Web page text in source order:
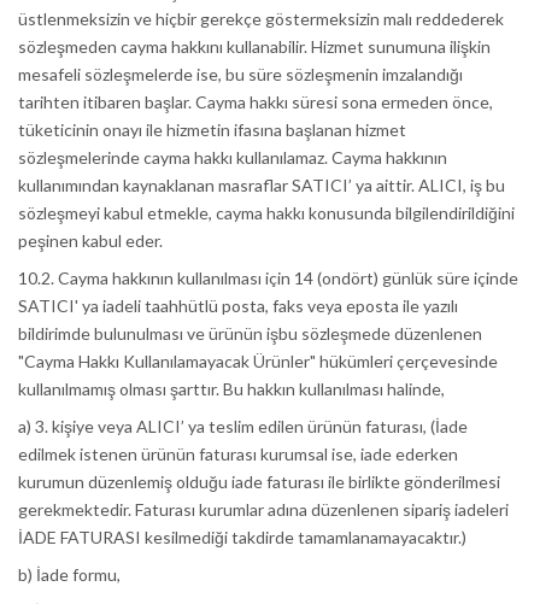
üstlenmeksizin ve hiçbir gerekçe göstermeksizin malı reddederek
sözleşmeden cayma hakkını kullanabilir. Hizmet sunumuna ilişkin
mesafeli sözleşmelerde ise, bu süre sözleşmenin imzalandığı
tarihten itibaren başlar. Cayma hakkı süresi sona ermeden önce,
tüketicinin onayı ile hizmetin ifasına başlanan hizmet
sözleşmelerinde cayma hakkı kullanılamaz. Cayma hakkının
kullanımından kaynaklanan masraflar SATICI’ ya aittir. ALICI, iş bu
sözleşmeyi kabul etmekle, cayma hakkı konusunda bilgilendirildiğini
peşinen kabul eder.
10.2. Cayma hakkının kullanılması için 14 (ondört) günlük süre içinde
SATICI' ya iadeli taahhütlü posta, faks veya eposta ile yazılı
bildirimde bulunulması ve ürünün işbu sözleşmede düzenlenen
"Cayma Hakkı Kullanılamayacak Ürünler" hükümleri çerçevesinde
kullanılmamış olması şarttır. Bu hakkın kullanılması halinde,
a) 3. kişiye veya ALICI’ ya teslim edilen ürünün faturası, (İade
edilmek istenen ürünün faturası kurumsal ise, iade ederken
kurumun düzenlemiş olduğu iade faturası ile birlikte gönderilmesi
gerekmektedir. Faturası kurumlar adına düzenlenen sipariş iadeleri
İADE FATURASI kesilmediği takdirde tamamlanamayacaktır.)
b) İade formu,